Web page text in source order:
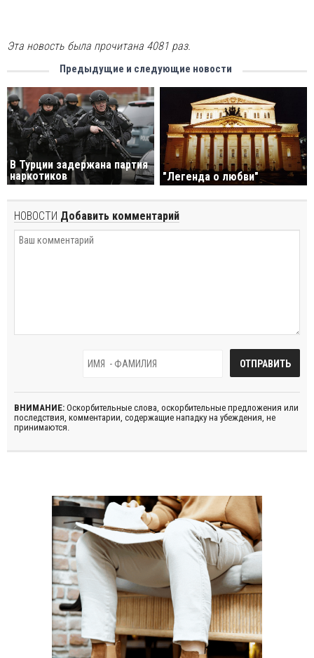
Эта новость была прочитана 4081 раз.
Предыдущие и следующие новости
В Турции задержана партия
наркотиков
"Легенда о любви"
НОВОСТИ Добавить комментарий
ВНИМАНИЕ: Оскорбительные слова, оскорбительные предложения или
последствия, комментарии, содержащие нападку на убеждения, не
принимаются.